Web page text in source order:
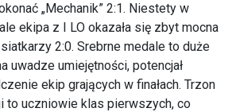
„Mechanik” 2:1. Niestety w
ekipa z I LO okazała się zbyt mocna
2:0. Srebrne medale to duże
uwadze umiejętności, potencjał
ekip grających w finałach. Trzon
to uczniowie klas pierwszych, co